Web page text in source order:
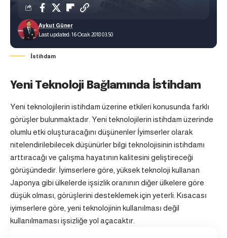
Last updated: 16 Ocak 2018 03:50
Aykut Güner
İstihdam
Yeni Teknoloji Bağlamında İstihdam
Yeni teknolojilerin istihdam üzerine etkileri konusunda farklı
görüşler bulunmaktadır. Yeni teknolojilerin istihdam üzerinde
olumlu etki oluşturacağını düşünenler İyimserler olarak
nitelendirilebilecek düşünürler bilgi teknolojisinin istihdamı
arttıracağı ve çalışma hayatının kalitesini geliştireceği
görüşündedir. İyimserlere göre, yüksek teknoloji kullanan
Japonya gibi ülkelerde işsizlik oranının diğer ülkelere göre
düşük olması, görüşlerini desteklemek için yeterli. Kısacası
iyimserlere göre, yeni teknolojinin kullanılması değil
kullanılmaması işsizliğe yol açacaktır.